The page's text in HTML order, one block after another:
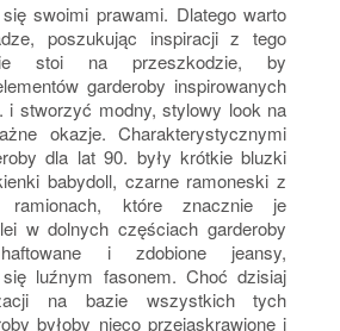
swoimi prawami. Dlatego warto
poszukując inspiracji z tego
stoi na przeszkodzie, by
garderoby inspirowanych
i stworzyć modny, stylowy look na
okazje. Charakterystycznymi
dla lat 90. były krótkie bluzki
babydoll, czarne ramoneski z
ramionach, które znacznie je
w dolnych częściach garderoby
i zdobione jeansy,
luźnym fasonem. Choć dzisiaj
na bazie wszystkich tych
byłoby nieco przejaskrawione i